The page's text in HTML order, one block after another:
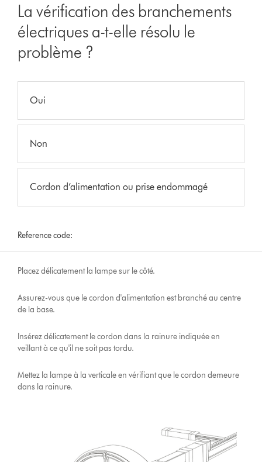
La vérification des branchements
électriques a-t-elle résolu le
problème ?
Oui
Non
Cordon d’alimentation ou prise endommagé
Reference code:
Placez délicatement la lampe sur le côté.
Assurez-vous que le cordon d'alimentation est branché au centre
de la base.
Insérez délicatement le cordon dans la rainure indiquée en
veillant à ce qu'il ne soit pas tordu.
Mettez la lampe à la verticale en vérifiant que le cordon demeure
dans la rainure.